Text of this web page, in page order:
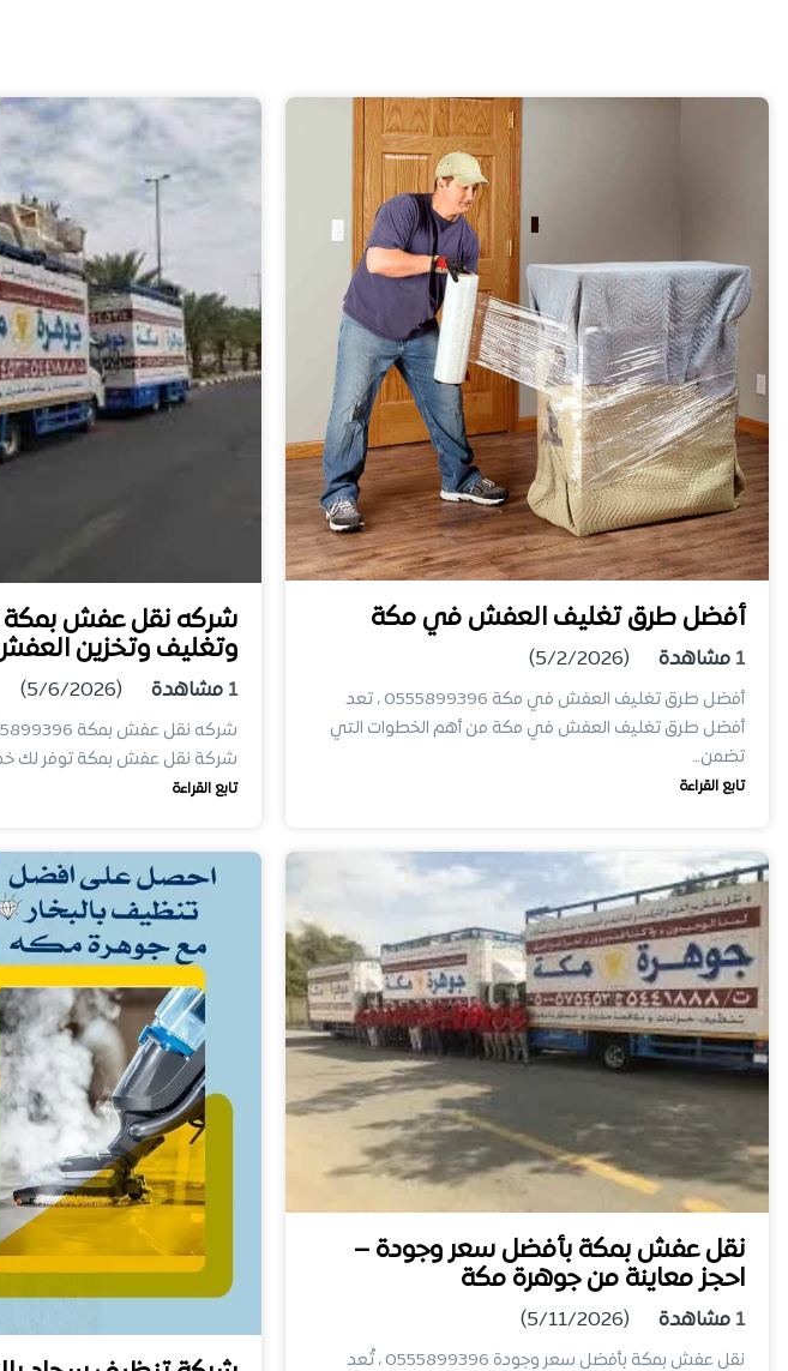
أفضل طرق تغليف العفش في مكة
1 مشاهدة (5/2/2026)
أفضل طرق تغليف العفش في مكة 0555899396 ، تعد
أفضل طرق تغليف العفش في مكة من أهم الخطوات التي
تضمن…
تابع القراءة
شركه نقل عفش بمكة
وتغليف وتخزين
1 مشاهدة (5/6/2026)
شركة نقل عفش بمكة توفر لك
تابع القراءة
نقل عفش بمكة بأفضل سعر وجودة –
احجز معاينة من جوهرة مكة
1 مشاهدة (5/11/2026)
نقل عفش بمكة بأفضل سعر وجودة 0555899396 ، تُعد